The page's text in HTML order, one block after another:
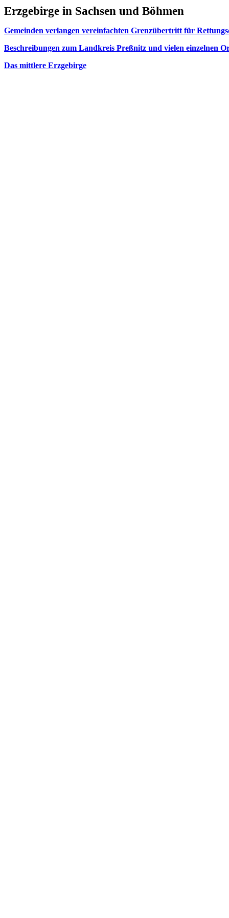
Erzgebirge in Sachsen und Böhmen
Gemeinden verlangen vereinfachten Grenzübertritt für
Beschreibungen zum Landkreis Preßnitz und vielen einzelnen
Das mittlere Erzgebirge